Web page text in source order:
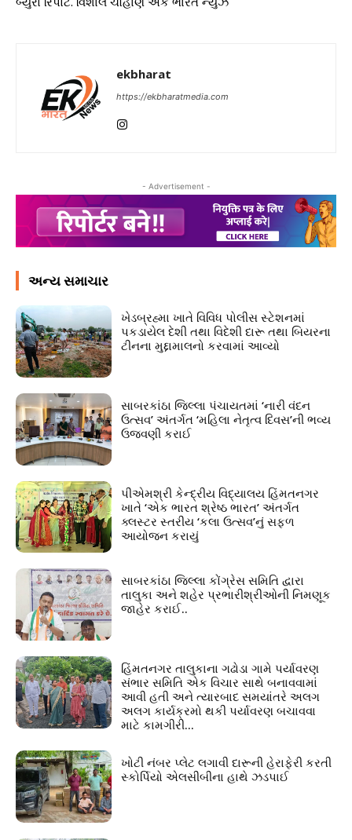
ekbharat
https://ekbharatmedia.com
- Advertisement -
અન્ય સમાચાર
ખેડબ્રહ્મા ખાતે વિવિધ પોલીસ સ્ટેશનમાં
પકડાયેલ દેશી તથા વિદેશી દારૂ તથા બિયરના
ટીનના મુદ્દામાલનો કરવામાં આવ્યો
સાબરકાંઠા જિલ્લા પંચાયતમાં ‘નારી વંદન
ઉત્સવ’ અંતર્ગત ‘મહિલા નેતૃત્વ દિવસ’ની ભવ્ય
ઉજવણી કરાઈ
પીએમશ્રી કેન્દ્રીય વિદ્યાલય હિંમતનગર
ખાતે ‘એક ભારત શ્રેષ્ઠ ભારત’ અંતર્ગત
ક્લસ્ટર સ્તરીય ‘કલા ઉત્સવ’નું સફળ
આયોજન કરાયું
સાબરકાંઠા જિલ્લા કોંગ્રેસ સમિતિ દ્વારા
તાલુકા અને શહેર પ્રભારીશ્રીઓની નિમણૂક
જાહેર કરાઈ..
હિંમતનગર તાલુકાના ગઢોડા ગામે પર્યાવરણ
સંભાર સમિતિ એક વિચાર સાથે બનાવવામાં
આવી હતી અને ત્યારબાદ સમયાંતરે અલગ
અલગ કાર્યક્રમો થકી પર્યાવરણ બચાવવા
માટે કામગીરી...
ખોટી નંબર પ્લેટ લગાવી દારૂની હેરાફેરી કરતી
સ્કોર્પિયો એલસીબીના હાથે ઝડપાઈ